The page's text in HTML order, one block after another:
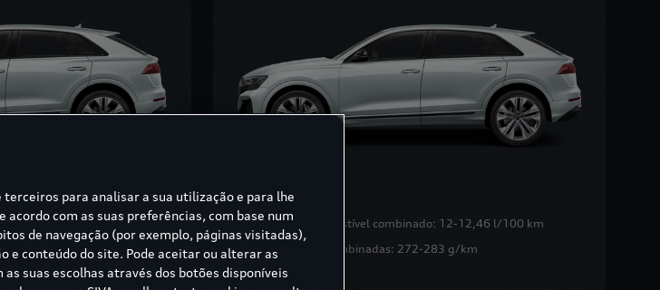
100 km
g/km
SQ8
Consumo de combustível combinado: 12-12,46 l/100 km
Emissões de CO₂ combinadas: 272-283 g/km
para analisar a sua utilização e para lhe
com as suas preferências, com base num
de navegação (por exemplo, páginas visitadas),
e conteúdo do site. Pode aceitar ou alterar as
suas escolhas através dos botões disponíveis